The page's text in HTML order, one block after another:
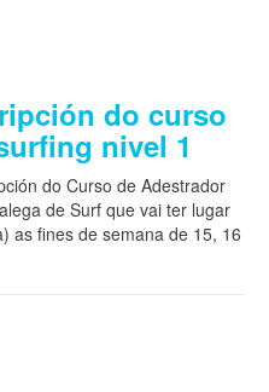
do curso
nivel 1
do Curso de Adestrador
de Surf que vai ter lugar
as fines de semana de 15, 16